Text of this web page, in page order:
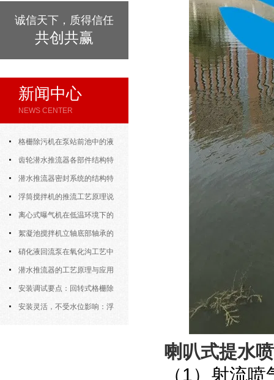
诚信天下，质得信任
共创共赢
新闻中心
NEWS CENTER
格栅除污机在泵站前池中的液
位差自动控制运行模式
齿轮潜水推流器各部件结构特
色说明
潜水推流器密封系统的结构特
点与渗漏故障处理
浮筒搅拌机的推流工艺原理说
明 离心式曝气机在低温环境下的
运行特性与防冻措施
絮凝池搅拌机立轴底部轴承的
密封防水与免维护设计
硝化液回流泵在氧化沟工艺中
的布置位置对回流效果的影响
潜水推流器的工艺原理与应用
逻辑安装调试要点：回转式格栅除
污机的土建配合要求与水平度校准
安装灵活，不受水位影响：浮
喇叭式提水
（1）射流